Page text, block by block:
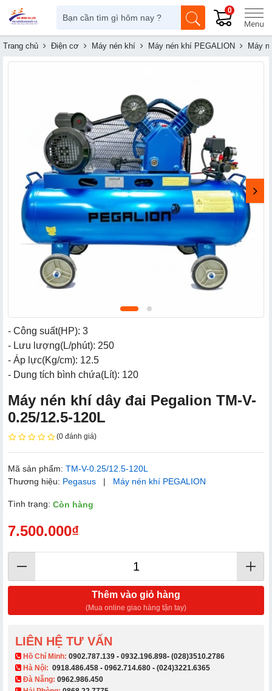
0
Trang chủ Điện cơ Máy nén khí Máy nén khí PEGALION Máy
- Công suất(HP): 3
- Lưu lượng(L/phút): 250
- Áp lực(Kg/cm): 12.5
- Dung tích bình chứa(Lít): 120
Máy nén khí dây đai Pegalion TM-V-
0.25/12.5-120L
(0 đánh giá)
Mã sản phẩm: TM-V-0.25/12.5-120L
Thương hiệu: Pegasus | Máy nén khí PEGALION
Tình trạng: Còn hàng
7.500.000₫
Thêm vào giỏ hàng
(Mua online giao hàng tận tay)
LIÊN HỆ TƯ VẤN
​ Hồ Chí Minh: 0902.787.139 - 0932.196.898- (028)3510.2786
Hà Nội: 0918.486.458 - 0962.714.680 - (024)3221.6365
Đà Nẵng: 0962.986.450